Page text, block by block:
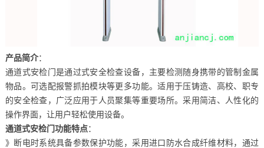
产品简介：
通道式安检门是通过式安全检查设备，主要检测随身携带的管制金属
物品。可选配报警抓拍模块等更多功能。适用于压铸造、高校、职专
的安全检查，广泛应用于人员聚集等重要场所。采用简洁、人性化的
操作界面，让用户轻松使用设备。
通道式安检门功能特点：
》断电时系统具备参数保护功能，采用进口防水合成纤维材料，通过